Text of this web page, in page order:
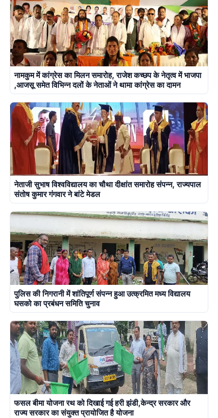
नामकुम में कांग्रेस का मिलन समारोह, राजेश कच्छप के नेतृत्व में भाजपा
,आजसू समेत विभिन्न दलों के नेताओं ने थामा कांग्रेस का दामन
नेताजी सुभाष विश्वविद्यालय का चौथा दीक्षांत समारोह संपन्न, राज्यपाल
संतोष कुमार गंगवार ने बांटे मेडल
पुलिस की निगरानी में शांतिपूर्ण संपन्न हुआ उत्क्रमित मध्य विद्यालय
घसको का प्रबंधन समिति चुनाव
फसल बीमा योजना रथ को दिखाई गई हरी झंडी,केन्द्र सरकार और
राज्य सरकार का संयुक्त प्रायोजित है योजना